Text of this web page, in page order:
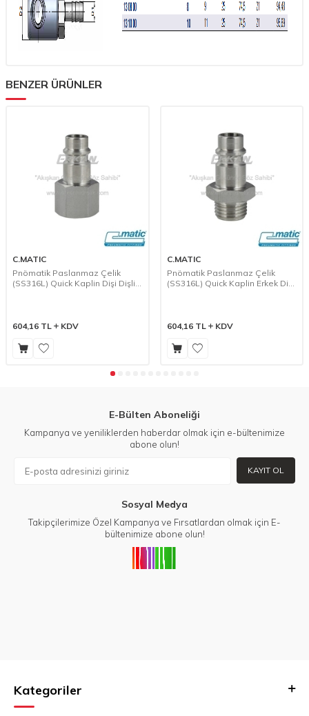
BENZER ÜRÜNLER
C.MATIC
Pnömatik Paslanmaz Çelik
(SS316L) Quick Kaplin Dişi Dişli
604,16 TL KDV
C.MATIC
Pnömatik Paslanmaz Çelik
(SS316L) Quick Kaplin Erkek Dişli
604,16TL KDV
E-Bülten Aboneliği
Kampanya ve yeniliklerden haberdar olmak için e-bültenimize
abone olun!
KAYIT OL
Sosyal Medya
Takipçilerimize Özel Kampanya ve Fırsatlardan olmak için E-
bültenimize abone olun!
Kategoriler